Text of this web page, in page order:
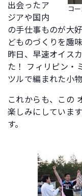
コ
出会ったア
ジアや国内
の手仕事ものが大
どものづくりを趣
昨日、早速オイス
た！ フィリピン・
ツルで編まれた小物
これからも、この
楽しみにしていま
す。